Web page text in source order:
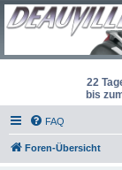
22
bis
FAQ
Foren-Übersicht